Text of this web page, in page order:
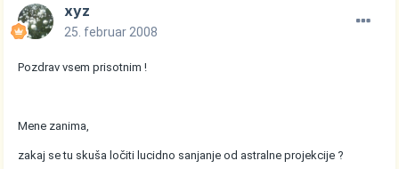
xyz
25. februar 2008
Pozdrav vsem prisotnim !
Mene zanima,
zakaj se tu skuša ločiti lucidno sanjanje od astralne projekcije ?